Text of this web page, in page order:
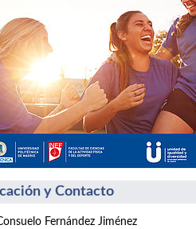
y Contacto
Fernández Jiménez